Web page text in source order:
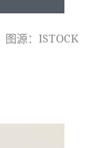
图源：ISTOCK